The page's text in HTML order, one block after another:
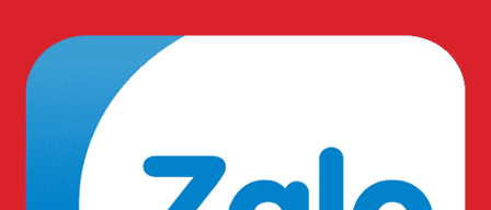
Giảm thiểu tối đa lực rung từ máy móc truyền vào khớp
tay, ngăn ngừa hội chứng “ngón tay trắng” (hội chứng